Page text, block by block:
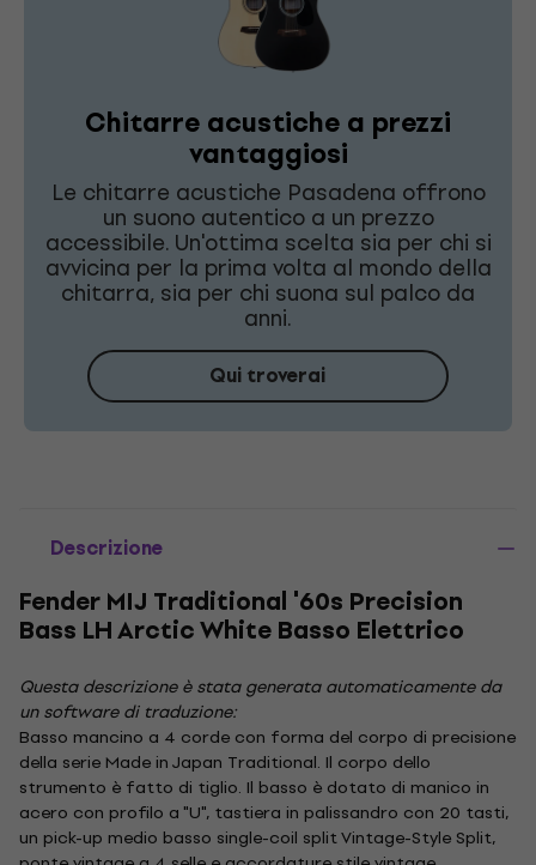
Chitarre acustiche a prezzi
vantaggiosi
Le chitarre acustiche Pasadena offrono
un suono autentico a un prezzo
accessibile. Un'ottima scelta sia per chi si
avvicina per la prima volta al mondo della
chitarra, sia per chi suona sul palco da
anni.
Qui troverai
Descrizione
Fender MIJ Traditional '60s Precision
Bass LH Arctic White Basso Elettrico
Questa descrizione è stata generata automaticamente da
un software di traduzione:
Basso mancino a 4 corde con forma del corpo di precisione
della serie Made in Japan Traditional. Il corpo dello
strumento è fatto di tiglio. Il basso è dotato di manico in
acero con profilo a "U", tastiera in palissandro con 20 tasti,
un pick-up medio basso single-coil split Vintage-Style Split,